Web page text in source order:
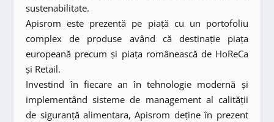
sustenabilitate.
Apisrom este prezentă pe piață cu un portofoliu
complex de produse având că destinație piața
europeană precum și piața românească de HoReCa
și Retail.
Investind în fiecare an în tehnologie modernă și
implementând sisteme de management al calității
de siguranță alimentara, Apisrom deține în prezent